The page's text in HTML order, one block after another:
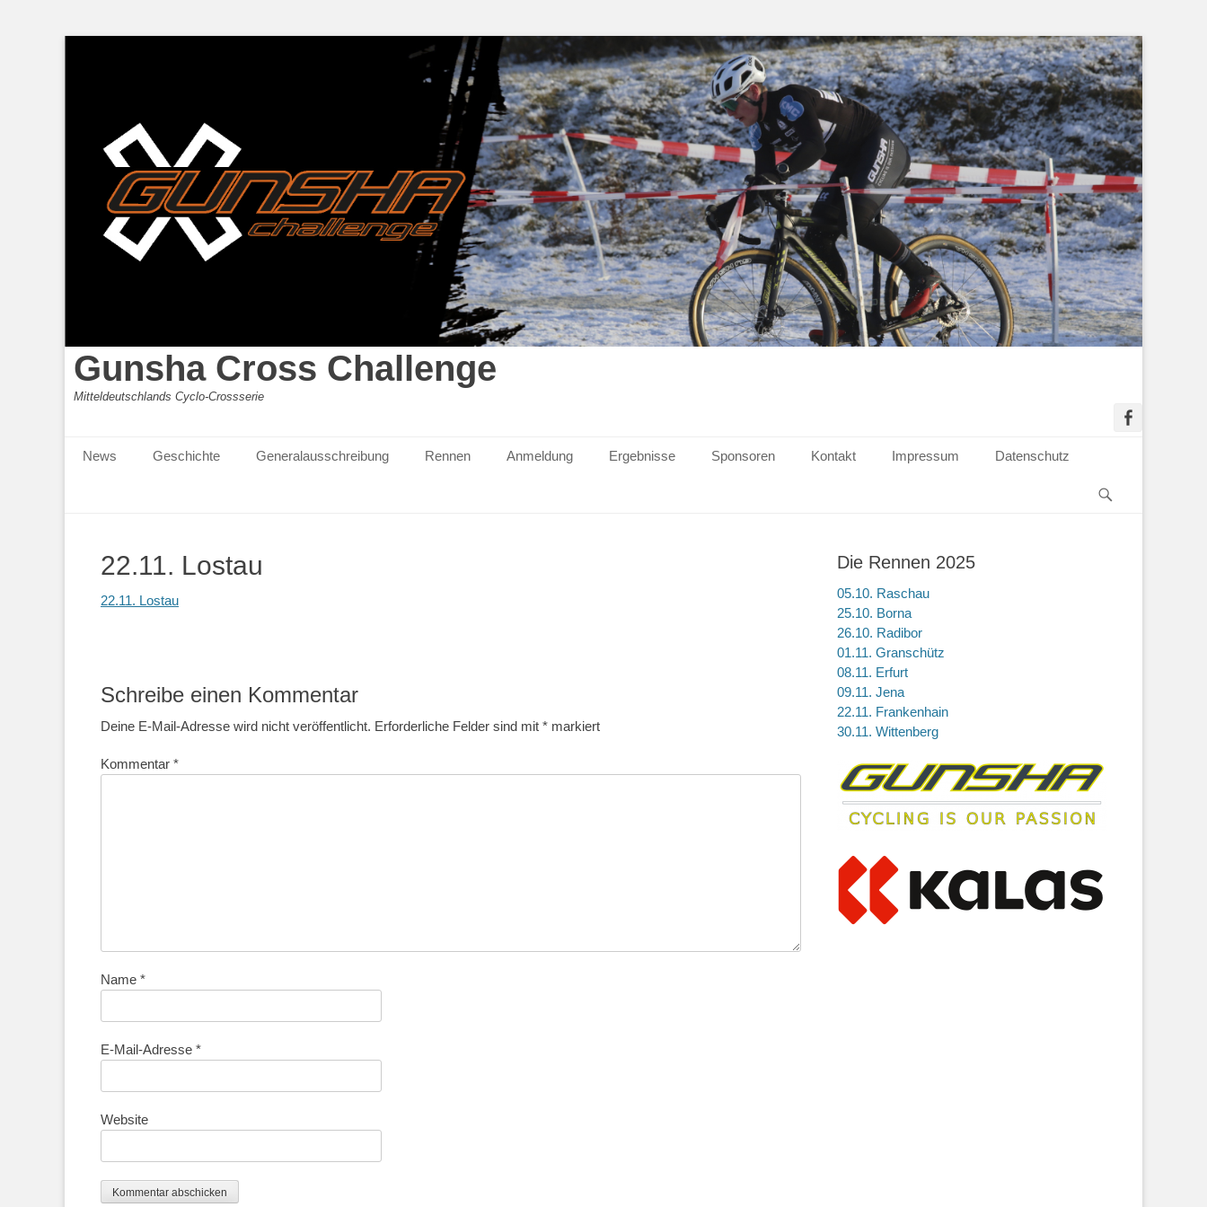
Gunsha Cross Challenge
Mitteldeutschlands Cyclo-Crossserie
Primärmenu
News Geschichte Generalausschreibung Rennen Anmeldung Ergebnisse Sponsoren Kontakt Impressum Datenschutz
22.11. Lostau
22.11. Lostau
Schreibe einen Kommentar
Deine E-Mail-Adresse wird nicht veröffentlicht. Erforderliche Felder sind mit * markiert
Kommentar *
Name *
E-Mail-Adresse *
Website
Die Rennen 2025
05.10. Raschau
25.10. Borna
26.10. Radibor
01.11. Granschütz
08.11. Erfurt
09.11. Jena
22.11. Frankenhain
30.11. Wittenberg